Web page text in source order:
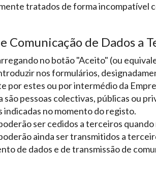
tratados de forma incompatível
de Dados a
no botão "Aceito" (ou
nos formulários,
por estes ou por intermédio da
são pessoas colectivas, públicas ou
no momento do registo.
ser cedidos a terceiros
ainda ser transmitidos a
de dados e de transmissão de